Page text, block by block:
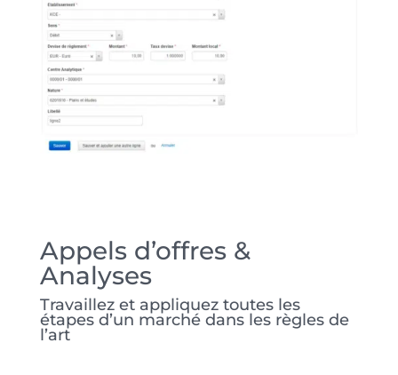
Appels d’offres &
Analyses
Travaillez et appliquez toutes les
étapes d’un marché dans les règles de
l’art